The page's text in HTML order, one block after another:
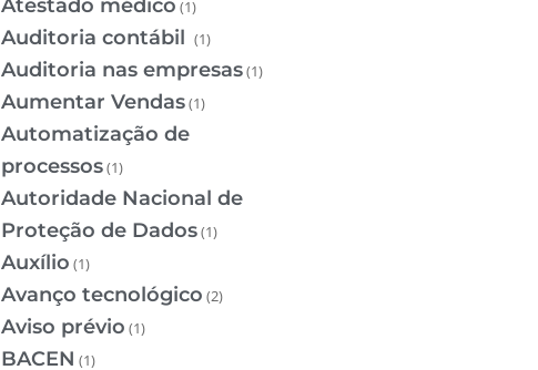
Atestado médico (1)
Auditoria contábil (1)
Auditoria nas empresas(1)
Aumentar Vendas(1)
Automatização de
processos(1)
Autoridade Nacional de
Proteção de Dados(1)
Auxílio (1)
Avanço tecnológico (2)
Aviso prévio (1)
BACEN (1)